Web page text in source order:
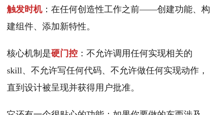
触发时机：在任何创造性工作之前——创建功能、构
建组件、添加新特性。
核心机制是硬门控 ：不允许调用任何实现相关的
skill、不允许写任何代码、不允许做任何实现动作，
直到设计被呈现并获得用户批准。